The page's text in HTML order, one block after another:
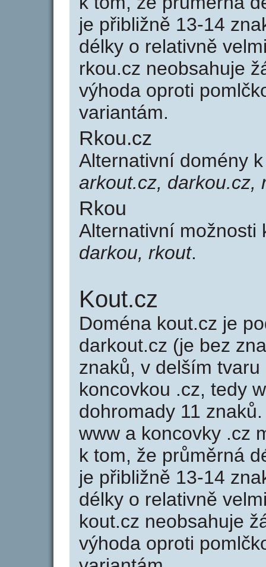
je přibližně 13-14
délky o relativně
rkou.cz neobsahuje
výhoda oproti
variantám.
Rkou.cz
Alternativní domény
arkout.cz, darkou.cz,
Rkou
Alternativní
darkou, rkout.
Kout.cz
Doména kout.cz je
darkout.cz (je bez
znaků, v delším
koncovkou .cz, tedy
dohromady 11
www a koncovky .cz
k tom, že průměrná
je přibližně 13-14
délky o relativně
kout.cz neobsahuje
výhoda oproti